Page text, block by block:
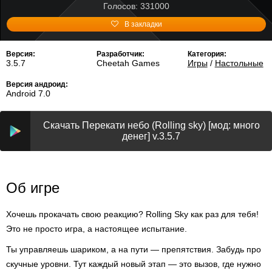
Голосов: 331000
В закладки
Версия:
3.5.7
Разработчик:
Cheetah Games
Категория:
Игры/ Настольные
Версия андроид:
Android 7.0
Скачать Перекати небо (Rolling sky) [мод: много
денег] v.3.5.7
Об игре
Хочешь прокачать свою реакцию? Rolling Sky как раз для тебя!
Это не просто игра, а настоящее испытание.
Ты управляешь шариком, а на пути — препятствия. Забудь про
скучные уровни. Тут каждый новый этап — это вызов, где нужно